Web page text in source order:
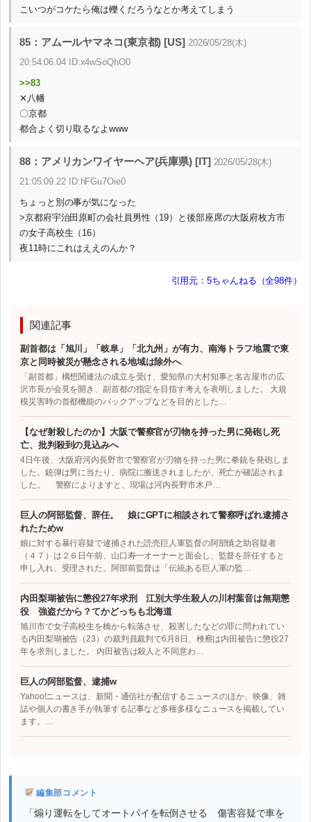
こいつがコケたら俺は轢くだろうなとか考えてしまう
85：アムールヤマネコ(東京都) [US] 2026/05/28(木)
20:54:06.04 ID:x4wSoQhO0
>>83
✕八幡
〇京都
都合よく切り取るなよwww
88：アメリカンワイヤーヘア(兵庫県) [IT] 2026/05/28(木)
21:05:09.22 ID:hFGu7Oie0
ちょっと別の事が気になった
>京都府宇治田原町の会社員男性（19）と後部座席の大阪府枚方市
の女子高校生（16）
夜11時にこれはええのんか？
引用元：5ちゃんねる（全98件）
関連記事
副首都は「旭川」「岐阜」「北九州」が有力、南海トラフ地震で東
京と同時被災が懸念される地域は除外へ
「副首都」構想関連法の成立を受け、愛知県の大村知事と名古屋市の広
沢市長が会見を開き、副首都の指定を目指す考えを表明しました。 大規
模災害時の首都機能のバックアップなどを目的とした…
【なぜ射殺したのか】大阪で警察官が刃物を持った男に発砲し死
亡、批判殺到の見込みへ
4日午後、大阪府河内長野市で警察官が刃物を持った男に拳銃を発砲しま
した。銃弾は男に当たり、病院に搬送されましたが、死亡が確認されま
した。 警察によりますと、現場は河内長野市木戸…
巨人の阿部監督、辞任。 娘にGPTに相談されて警察呼ばれ逮捕さ
れたためw
娘に対する暴行容疑で逮捕された読売巨人軍監督の阿部慎之助容疑者
（４７）は２６日午前、山口寿一オーナーと面会し、監督を辞任すると
申し入れ、受理された。阿部前監督は「伝統ある巨人軍の監…
内田梨瑚被告に懲役27年求刑 江別大学生殺人の川村葉音は無期懲
役 強盗だから？てかどっちも北海道
旭川市で女子高校生を橋から転落させ、殺害したなどの罪に問われてい
る内田梨瑚被告（23）の裁判員裁判で6月8日、検察は内田被告に懲役27
年を求刑しました。 内田被告は殺人と不同意わ…
巨人の阿部監督、逮捕w
Yahoo!ニュースは、新聞・通信社が配信するニュースのほか、映像、雑
誌や個人の書き手が執筆する記事など多種多様なニュースを掲載してい
ます。…
編集部コメント
「煽り運転をしてオートバイを転倒させる 傷害容疑で車を